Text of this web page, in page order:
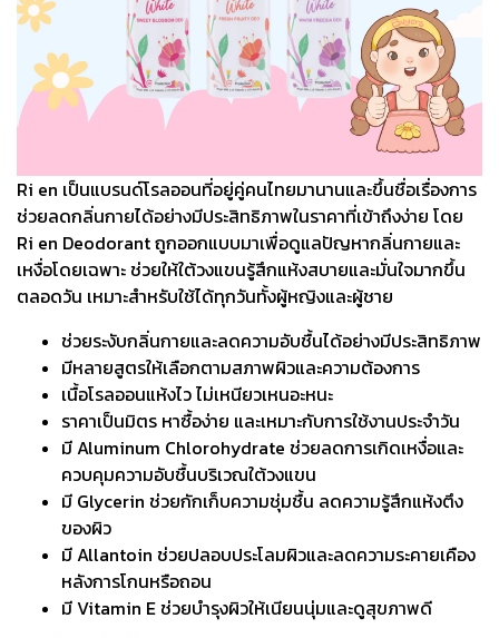
Ri en เป็นแบรนด์โรลออนที่อยู่คู่คนไทยมานานและขึ้นชื่อเรื่องการ
ช่วยลดกลิ่นกายได้อย่างมีประสิทธิภาพในราคาที่เข้าถึงง่าย โดย
Ri en Deodorant ถูกออกแบบมาเพื่อดูแลปัญหากลิ่นกายและ
เหงื่อโดยเฉพาะ ช่วยให้ใต้วงแขนรู้สึกแห้งสบายและมั่นใจมากขึ้น
ตลอดวัน เหมาะสำหรับใช้ได้ทุกวันทั้งผู้หญิงและผู้ชาย
ช่วยระงับกลิ่นกายและลดความอับชื้นได้อย่างมีประสิทธิภาพ
มีหลายสูตรให้เลือกตามสภาพผิวและความต้องการ
เนื้อโรลออนแห้งไว ไม่เหนียวเหนอะหนะ
ราคาเป็นมิตร หาซื้อง่าย และเหมาะกับการใช้งานประจำวัน
มี Aluminum Chlorohydrate ช่วยลดการเกิดเหงื่อและ
ควบคุมความอับชื้นบริเวณใต้วงแขน
มี Glycerin ช่วยกักเก็บความชุ่มชื้น ลดความรู้สึกแห้งตึง
ของผิว
มี Allantoin ช่วยปลอบประโลมผิวและลดความระคายเคือง
หลังการโกนหรือถอน
มี Vitamin E ช่วยบำรุงผิวให้เนียนนุ่มและดูสุขภาพดี